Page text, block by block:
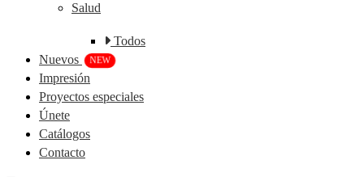
Salud
Todos
Nuevos
NEW
Impresión
Proyectos especiales
Únete
Catálogos
Contacto